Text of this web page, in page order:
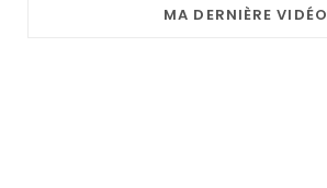
MA DERNIÈRE VIDÉO